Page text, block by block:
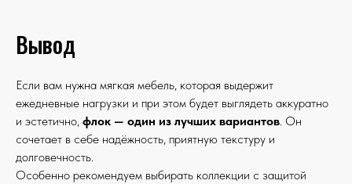
Вывод
Если вам нужна мягкая мебель, которая выдержит
ежедневные нагрузки и при этом будет выглядеть аккуратно
и эстетично, флок — один из лучших вариантов. Он
сочетает в себе надёжность, приятную текстуру и
долговечность.
Особенно рекомендуем выбирать коллекции с защитой